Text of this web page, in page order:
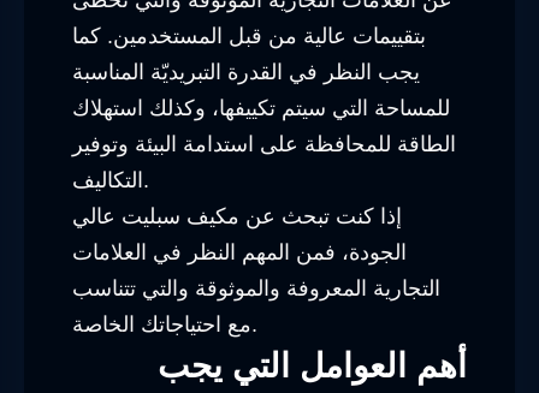
بتقييمات عالية من قبل المستخدمين. كما
يجب النظر في القدرة التبريديّة المناسبة
للمساحة التي سيتم تكييفها، وكذلك استهلاك
الطاقة للمحافظة على استدامة البيئة وتوفير
التكاليف.
إذا كنت تبحث عن مكيف سبليت عالي
الجودة، فمن المهم النظر في العلامات
التجارية المعروفة والموثوقة والتي تتناسب
مع احتياجاتك الخاصة.
أهم العوامل التي يجب